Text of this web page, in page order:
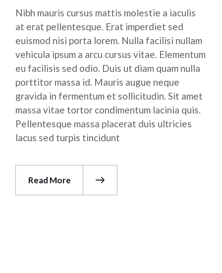
Nibh mauris cursus mattis molestie a iaculis
at erat pellentesque. Erat imperdiet sed
euismod nisi porta lorem. Nulla facilisi nullam
vehicula ipsum a arcu cursus vitae. Elementum
eu facilisis sed odio. Duis ut diam quam nulla
porttitor massa id. Mauris augue neque
gravida in fermentum et sollicitudin. Sit amet
massa vitae tortor condimentum lacinia quis.
Pellentesque massa placerat duis ultricies
lacus sed turpis tincidunt
Read More